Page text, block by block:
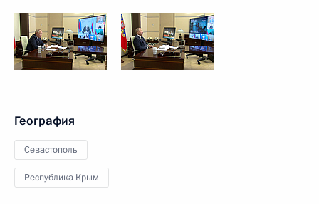
География
Севастополь
Республика Крым